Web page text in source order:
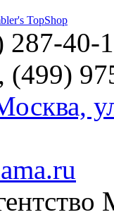
287-